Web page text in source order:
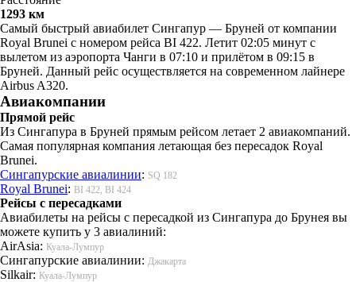
1293 км
Самый быстрый авиабилет Сингапур — Бруней от компании
Royal Brunei с номером рейса BI 422. Летит 02:05 минут с
вылетом из аэропорта Чанги в 07:10 и прилётом в 09:15 в
Бруней. Данный рейс осуществляется на современном лайнере
Airbus A320.
Авиакомпании
Прямой рейс
Из Сингапура в Бруней прямым рейсом летает 2 авиакомпаний.
Самая популярная компания летающая без пересадок Royal
Brunei.
Сингапурские авиалинии: SQ 182
Royal Brunei: BI 422, BI 424
Рейсы с пересадками
Авиабилеты на рейсы с пересадкой из Сингапура до Брунея вы
можете купить у 3 авиалиний:
AirAsia: Куала-Лумпур
Сингапурские авиалинии: Джакарта
Silkair: Куала-Лумпур